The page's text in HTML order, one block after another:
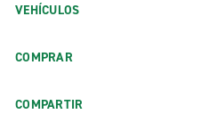
VEHÍCULOS
COMPRAR
COMPARTIR